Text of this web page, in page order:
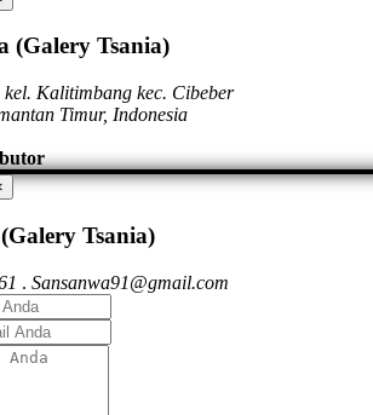
(Galery Tsania)
Kalitimbang kec. Cibeber
Timur, Indonesia
Tsania)
. Sansanwa91@gmail.com